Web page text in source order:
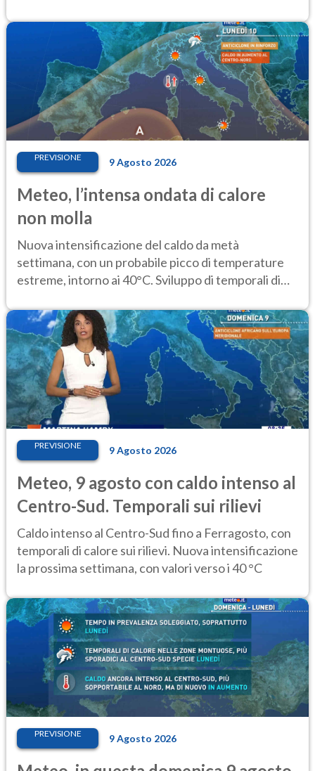
PREVISIONE 9 Agosto 2026
Meteo, l’intensa ondata di calore
non molla
Nuova intensificazione del caldo da metà
settimana, con un probabile picco di temperature
estreme, intorno ai 40°C. Sviluppo di temporali di
PREVISIONE 9 Agosto 2026
Meteo, 9 agosto con caldo intenso al
Centro-Sud. Temporali sui rilievi
Caldo intenso al Centro-Sud fino a Ferragosto, con
temporali di calore sui rilievi. Nuova intensificazione
la prossima settimana, con valori verso i 40 °C
PREVISIONE 9 Agosto 2026